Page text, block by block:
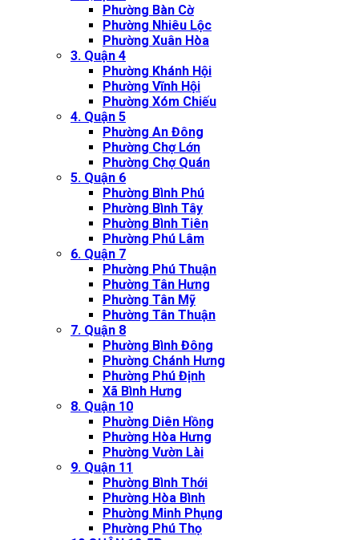
Phường Bàn Cờ
Phường Nhiêu Lộc
Phường Xuân Hòa
3. Quận 4
Phường Khánh Hội
Phường Vĩnh Hội
Phường Xóm Chiếu
4. Quận 5
Phường An Đông
Phường Chợ Lớn
Phường Chợ Quán
5. Quận 6
Phường Bình Phú
Phường Bình Tây
Phường Bình Tiên
Phường Phú Lâm
6. Quận 7
Phường Phú Thuận
Phường Tân Hưng
Phường Tân Mỹ
Phường Tân Thuận
7. Quận 8
Phường Bình Đông
Phường Chánh Hưng
Phường Phú Định
Xã Bình Hưng
8. Quận 10
Phường Diên Hồng
Phường Hòa Hưng
Phường Vườn Lài
9. Quận 11
Phường Bình Thới
Phường Hòa Bình
Phường Minh Phụng
Phường Phú Thọ